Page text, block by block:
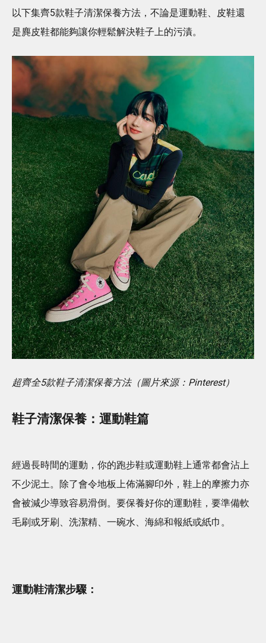
以下集齊5款鞋子清潔保養方法，不論是運動鞋、皮鞋還
是麂皮鞋都能夠讓你輕鬆解決鞋子上的污漬。
超齊全5款鞋子清潔保養方法（圖片來源：Pinterest）
鞋子清潔保養：運動鞋篇
經過長時間的運動，你的跑步鞋或運動鞋上通常都會沾上
不少泥土。除了會令地板上佈滿腳印外，鞋上的摩擦力亦
會被減少導致容易滑倒。要保養好你的運動鞋，要準備軟
毛刷或牙刷、洗潔精、一碗水、海綿和報紙或紙巾。
運動鞋清潔步驟：